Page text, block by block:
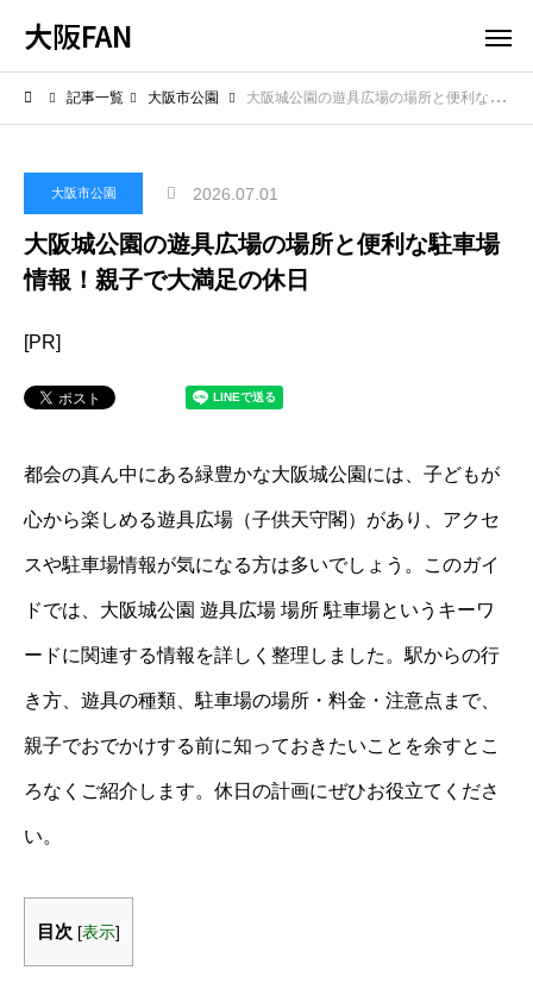
大阪FAN
記事一覧 大阪市公園 大阪城公園の遊具広場の場所と便利な駐車場情報！親子で大満足の休日
大阪市公園 2026.07.01
大阪城公園の遊具広場の場所と便利な駐車場
情報！親子で大満足の休日
[PR]
都会の真ん中にある緑豊かな大阪城公園には、子どもが
心から楽しめる遊具広場（子供天守閣）があり、アクセ
スや駐車場情報が気になる方は多いでしょう。このガイ
ドでは、大阪城公園 遊具広場 場所 駐車場というキーワ
ードに関連する情報を詳しく整理しました。駅からの行
き方、遊具の種類、駐車場の場所・料金・注意点まで、
親子でおでかけする前に知っておきたいことを余すとこ
ろなくご紹介します。休日の計画にぜひお役立てくださ
い。
目次 [表示]